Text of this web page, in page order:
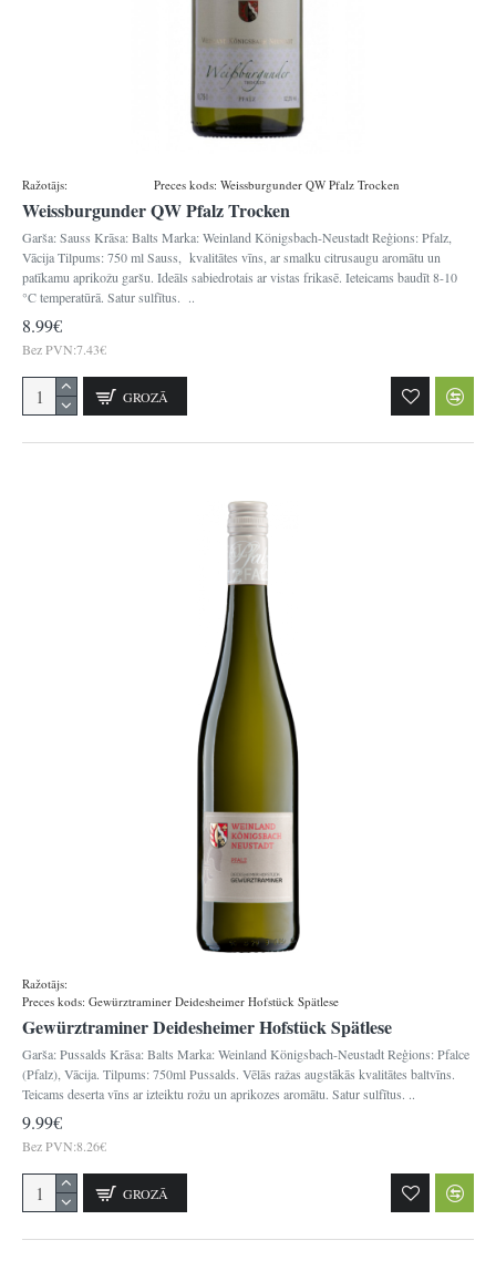
Ražotājs: Preces kods: Weissburgunder QW Pfalz Trocken
Weissburgunder QW Pfalz Trocken
Garša: Sauss Krāsa: Balts Marka: Weinland Königsbach-Neustadt Reģions: Pfalz,
Vācija Tilpums: 750 ml Sauss, kvalitātes vīns, ar smalku citrusaugu aromātu un
patīkamu aprikožu garšu. Ideāls sabiedrotais ar vistas frikasē. Ieteicams baudīt 8-10
°C temperatūrā. Satur sulfītus. ..
8.99€
Bez PVN:7.43€
GROZĀ
Ražotājs:
Preces kods: Gewürztraminer Deidesheimer Hofstück Spätlese
Gewürztraminer Deidesheimer Hofstück Spätlese
Garša: Pussalds Krāsa: Balts Marka: Weinland Königsbach-Neustadt Reģions: Pfalce
(Pfalz), Vācija. Tilpums: 750ml Pussalds. Vēlās ražas augstākās kvalitātes baltvīns.
Teicams deserta vīns ar izteiktu rožu un aprikozes aromātu. Satur sulfītus. ..
9.99€
Bez PVN:8.26€
GROZĀ